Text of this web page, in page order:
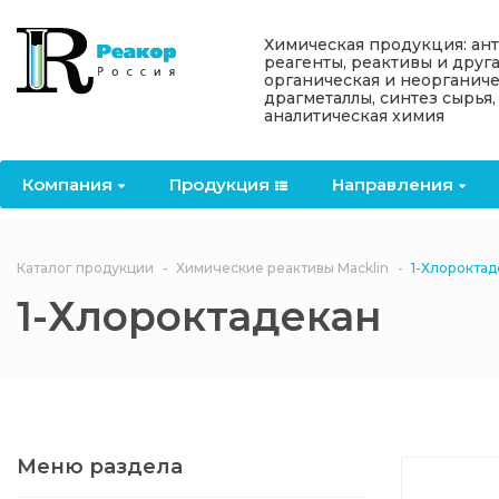
Компания Продукция Направления
Назад
Компания
Лицензии
Документы
Филиалы
Назад
Продукция
OceanСhem
Антипирены
антипирены
3ASenrise
Назад
Направления
Отвердители
Назад
Информация
Акции
Политика
конфиденциальности
Химическая продукция:
реагенты, реактивы и
органическая и
драгметаллы, синтез сырья,
аналитическая химия
Каталог продукции Химические реактивы Macklin 1-
1-Хлороктадекан
Меню раздела